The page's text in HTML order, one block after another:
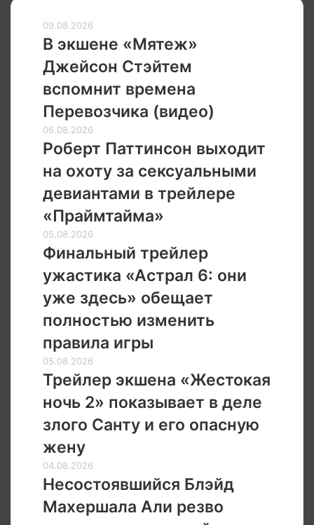
В
экшене
«Мятеж»
Джейсон
Стэйтем
вспомнит
времена
Перевозчика
(видео)
09.08.2026
В экшене «Мятеж»
Джейсон Стэйтем
вспомнит времена
Перевозчика (видео)
Роберт
Паттинсон
выходит
на
охоту
за
сексуальными
девиантами
в
трейлере
«Праймтайма»
06.08.2026
Роберт Паттинсон выходит
на охоту за сексуальными
девиантами в трейлере
«Праймтайма»
Финальный
трейлер
ужастика
«Астрал
6:
они
уже
обещает
полностью
изменить
игры
05.08.2026
Финальный трейлер
ужастика «Астрал 6: они
уже здесь» обещает
полностью изменить
правила игры
Трейлер
экшена
«Жестокая
ночь 2»
показывает
в
деле
злого
Санту
и
его
05.08.2026
Трейлер экшена «Жестокая
ночь 2» показывает в деле
злого Санту и его опасную
жену
Несостоявшийся
Блэйд
Махершала
Али
04.08.2026
Несостоявшийся Блэйд
Махершала Али резво